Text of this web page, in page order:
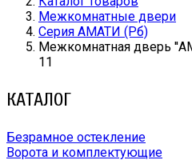
Межкомнатные двери
Серия АМАТИ (Рб)
Межкомнатная дверь
11
КАТАЛОГ
Безрамное остекление
Ворота и комплектующие